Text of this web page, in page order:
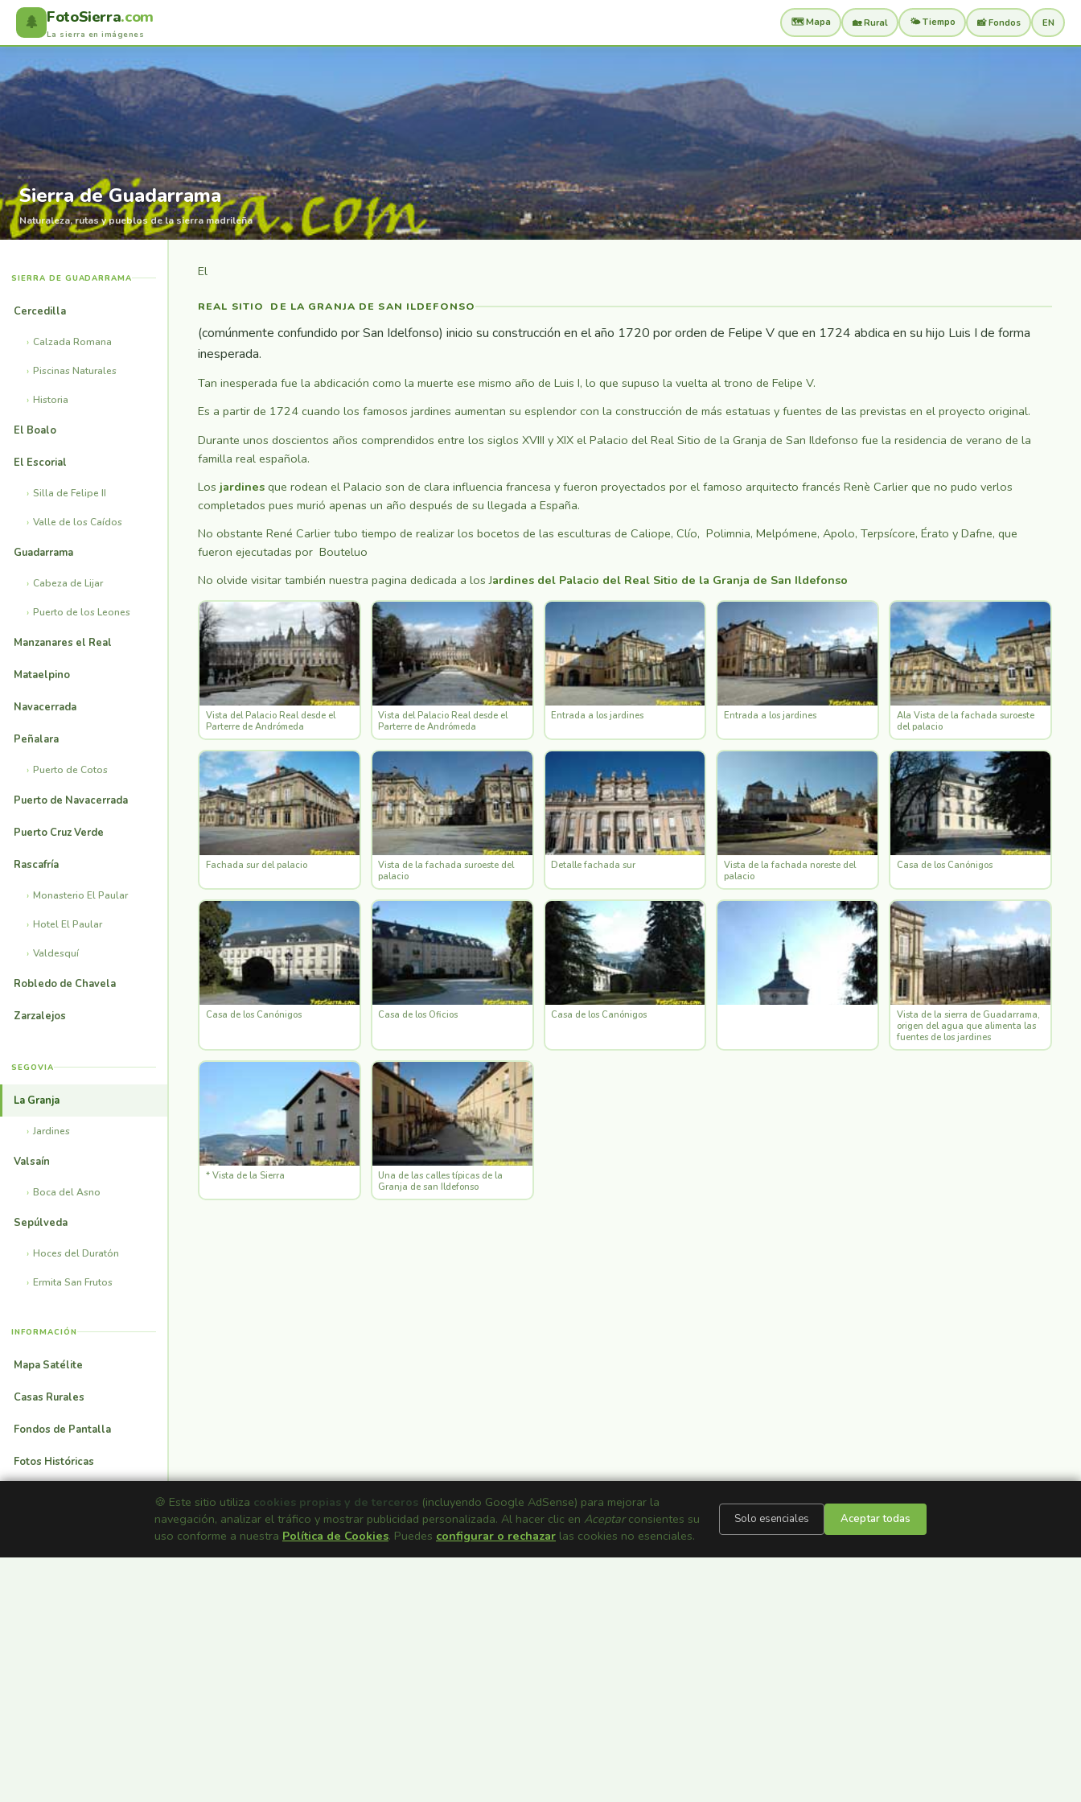
🌲 FotoSierra.com
La sierra en imágenes
🗺️ Mapa 🏡 Rural 🌤️ Tiempo 📸 Fondos EN
Sierra de Guadarrama
Naturaleza, rutas y pueblos de la sierra madrileña
SIERRA DE GUADARRAMA
Cercedilla
Calzada Romana
Piscinas Naturales
Historia
El Boalo
El Escorial
Silla de Felipe II
Valle de los Caídos
Guadarrama
Cabeza de Lijar
Puerto de los Leones
Manzanares el Real
Mataelpino
Navacerrada
Peñalara
Puerto de Cotos
Puerto de Navacerrada
Puerto Cruz Verde
Rascafría
Monasterio El Paular
Hotel El Paular
Valdesquí
Robledo de Chavela
Zarzalejos
SEGOVIA
La Granja
Jardines
Valsaín
Boca del Asno
Sepúlveda
Hoces del Duratón
Ermita San Frutos
INFORMACIÓN
Mapa Satélite
Casas Rurales
Fondos de Pantalla
Fotos Históricas
Tiempo
El
REAL SITIO DE LA GRANJA DE SAN ILDEFONSO
(comúnmente confundido por San Idelfonso) inicio su construcción en el año 1720 por orden de Felipe V que en 1724 abdica en su hijo Luis I de forma
inesperada.
Tan inesperada fue la abdicación como la muerte ese mismo año de Luis I, lo que supuso la vuelta al trono de Felipe V.
Es a partir de 1724 cuando los famosos jardines aumentan su esplendor con la construcción de más estatuas y fuentes de las previstas en el proyecto original.
Durante unos doscientos años comprendidos entre los siglos XVIII y XIX el Palacio del Real Sitio de la Granja de San Ildefonso fue la residencia de verano de la
familla real española.
Los jardines que rodean el Palacio son de clara influencia francesa y fueron proyectados por el famoso arquitecto francés Renè Carlier que no pudo verlos
completados pues murió apenas un año después de su llegada a España.
No obstante René Carlier tubo tiempo de realizar los bocetos de las esculturas de Caliope, Clío, Polimnia, Melpómene, Apolo, Terpsícore, Érato y Dafne, que
fueron ejecutadas por Bouteluo
No olvide visitar también nuestra pagina dedicada a los Jardines del Palacio del Real Sitio de la Granja de San Ildefonso
Vista del Palacio Real desde el
Parterre de Andrómeda
Vista del Palacio Real desde el
Parterre de Andrómeda
Entrada a los jardines Entrada a los jardines
Ala Vista de la fachada suroeste
del palacio
Fachada sur del palacio
Vista de la fachada suroeste del
palacio
Detalle fachada sur
Vista de la fachada noreste del
palacio
Casa de los Canónigos
Casa de los Canónigos Casa de los Oficios Casa de los Canónigos
Vista de la sierra de Guadarrama,
origen del agua que alimenta las
fuentes de los jardines
* Vista de la Sierra
Una de las calles típicas de la
Granja de san Ildefonso
🍪 Este sitio utiliza cookies propias y de terceros (incluyendo Google AdSense) para mejorar la
navegación, analizar el tráfico y mostrar publicidad personalizada. Al hacer clic en Aceptarconsientes su
uso conforme a nuestra Política de Cookies. Puedes configurar o rechazar las cookies no esenciales.
Solo esenciales Aceptar todas